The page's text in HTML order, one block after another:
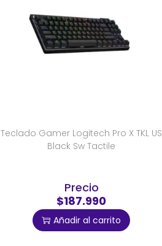
Teclado Gamer Logitech Pro X TKL US
Black Sw Tactile
Precio
$187.990
Añadir al carrito